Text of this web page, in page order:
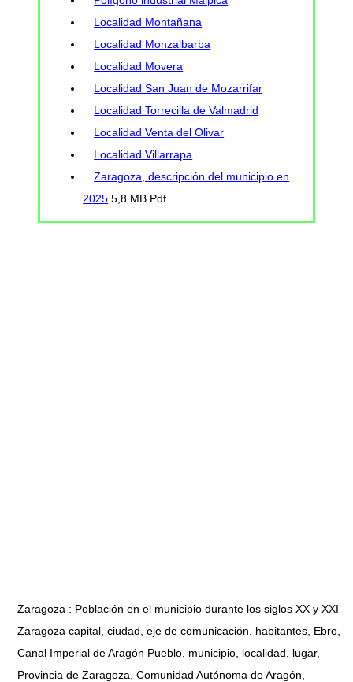
Localidad Montañana
Localidad Monzalbarba
Localidad Movera
Localidad San Juan de Mozarrifar
Localidad Torrecilla de Valmadrid
Localidad Venta del Olivar
Localidad Villarrapa
Zaragoza, descripción del municipio en
2025 5,8 MB Pdf
Zaragoza : Población en el municipio durante los siglos XX y XXI
Zaragoza capital, ciudad, eje de comunicación, habitantes, Ebro,
Canal Imperial de Aragón Pueblo, municipio, localidad, lugar,
Provincia de Zaragoza, Comunidad Autónoma de Aragón,